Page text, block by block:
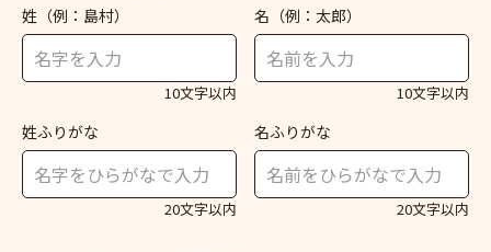
姓 （例：島村）
10文字以内
名 （例：太郎）
10文字以内
姓ふりがな
20文字以内
名ふりがな
20文字以内